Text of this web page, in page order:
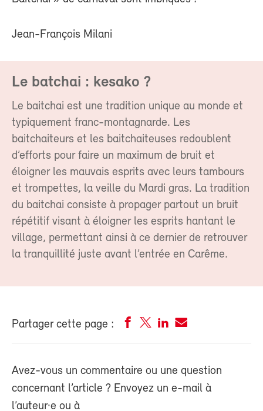
Jean-François Milani
Le batchai : kesako ?
Le baitchai est une tradition unique au monde et
typiquement franc-montagnarde. Les
baitchaiteurs et les baitchaiteuses redoublent
d’efforts pour faire un maximum de bruit et
éloigner les mauvais esprits avec leurs tambours
et trompettes, la veille du Mardi gras. La tradition
du baitchai consiste à propager partout un bruit
répétitif visant à éloigner les esprits hantant le
village, permettant ainsi à ce dernier de retrouver
la tranquillité juste avant l’entrée en Carême.
Partager cette page :
Avez-vous un commentaire ou une question
concernant l’article ? Envoyez un e-mail à
l’auteur·e ou à